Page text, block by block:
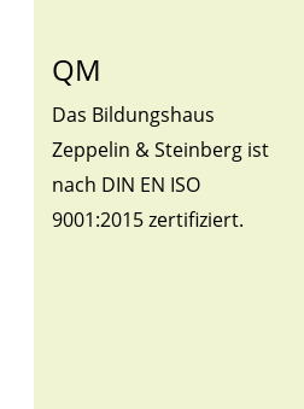
QM
Das Bildungshaus
Zeppelin & Steinberg ist
nach DIN EN ISO
9001:2015 zertifiziert.